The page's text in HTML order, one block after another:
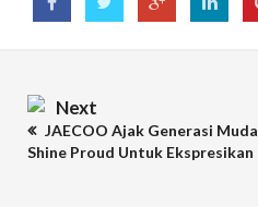
Next
JAECOO Ajak Generasi
Shine Proud Untuk Ekspresikan